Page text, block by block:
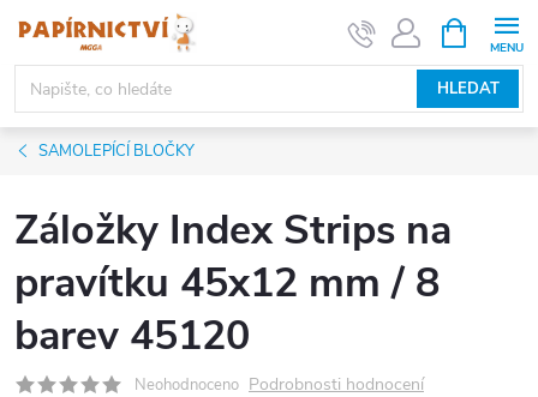
obsah
HLEDAT
NÁKUPNÍ
KOŠÍK
SAMOLEPÍCÍ BLOČKY
Záložky Index Strips na
pravítku 45x12 mm / 8
barev 45120
Neohodnoceno Podrobnosti hodnocení